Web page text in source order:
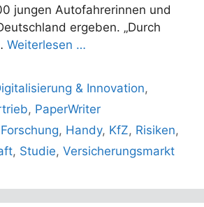
jungen Autofahrerinnen und
ergeben. „Durch
Weiterlesen …
& Innovation,
, PaperWriter
Forschung, Handy, KfZ, Risiken,
, Studie, Versicherungsmarkt